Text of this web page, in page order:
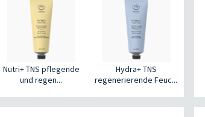
Nutri+ TNS pflegende
und regen...
Hydra+ TNS
regenerierende Feuc...